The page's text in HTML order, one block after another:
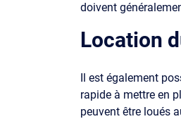
doivent
Location
Il est également
rapide à mettre en
peuvent être loués